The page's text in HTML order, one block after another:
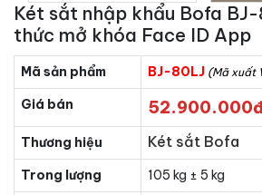
Két sắt nhập khẩu Bofa
thức mở khóa Face ID App
Mã sản phẩm BJ-80LJ (Mã xuất
Giá bán
Thương hiệu Két sắt Bofa
Trong lượng
105 kg ± 5 kg